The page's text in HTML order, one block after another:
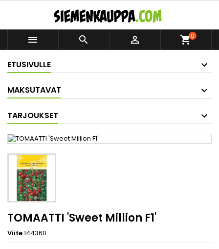
   shopping_cart0
ETUSIVULLE
MAKSUTAVAT
TARJOUKSET
TOMAATTI 'Sweet Million F1'
Viite144360